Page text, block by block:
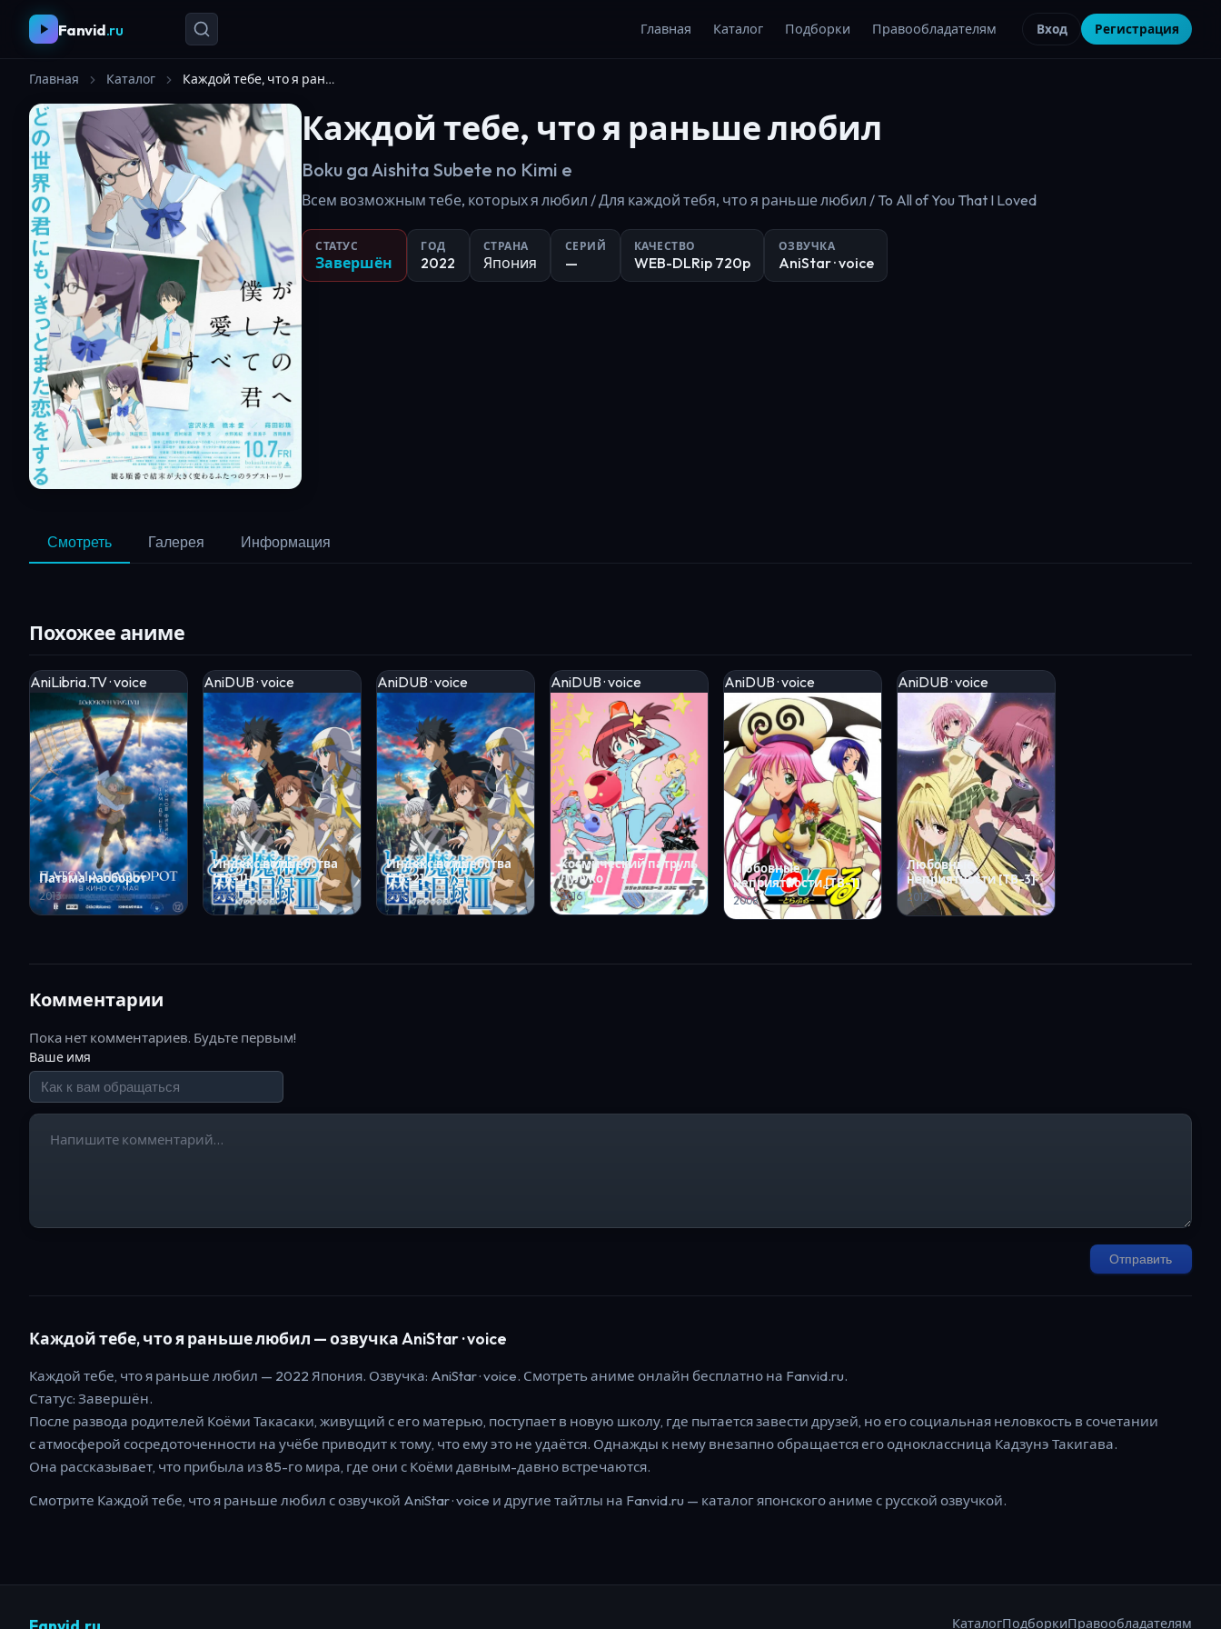
Fanvid.ru Главная Каталог Подборки Правообладателям Вход Регистрация
Главная Каталог Каждой тебе, что я раньше любил
Каждой тебе, что я раньше любил
Boku ga Aishita Subete no Kimi e
Всем возможным тебе, которых я любил / Для каждой тебя, что я раньше любил / To All of You That I Loved
СТАТУС
Завершён
ГОД
2022
СТРАНА
Япония
СЕРИЙ
—
КАЧЕСТВО
WEB-DLRip 720p
ОЗВУЧКА
AniStar· voice
Смотреть Галерея Информация
Похожее аниме
AniLibria.TV · voice
Патэма наоборот
2013
AniDUB · voice
Индекс волшебства
[ТВ-1]
2008
AniDUB · voice
Индекс волшебства
[ТВ-2]
2010
AniDUB · voice
Космический патруль
Лулуко
2016
AniDUB · voice
Любовные
неприятности [ТВ-1]
2008
AniDUB · voice
Любовные
неприятности [ТВ-3]
2012
Комментарии
Пока нет комментариев. Будьте первым!
Ваше имя
Отправить
Каждой тебе, что я раньше любил — озвучка AniStar · voice
Каждой тебе, что я раньше любил — 2022 Япония. Озвучка: AniStar · voice. Смотреть аниме онлайн бесплатно на Fanvid.ru.
Статус: Завершён.
После развода родителей Коёми Такасаки, живущий с его матерью, поступает в новую школу, где пытается завести друзей, но его социальная неловкость в сочетании
с атмосферой сосредоточенности на учёбе приводит к тому, что ему это не удаётся. Однажды к нему внезапно обращается его одноклассница Кадзунэ Такигава.
Она рассказывает, что прибыла из 85-го мира, где они с Коёми давным-давно встречаются.
Смотрите Каждой тебе, что я раньше любил с озвучкой AniStar · voice и другие тайтлы на Fanvid.ru — каталог японского аниме с русской озвучкой.
КаталогПодборкиПравообладателям